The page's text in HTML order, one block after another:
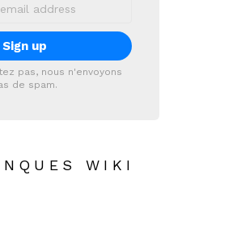
pas, nous n'envoyons
de spam.
WIKI